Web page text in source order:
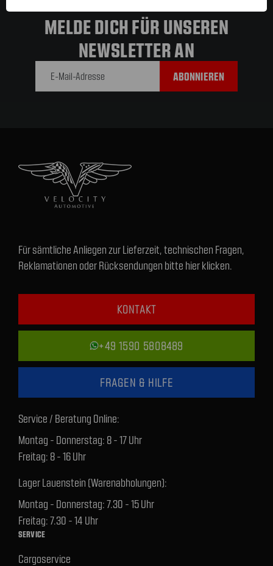
MELDE DICH FÜR UNSEREN
NEWSLETTER AN
Für sämtliche Anliegen zur Lieferzeit, technischen Fragen,
Reklamationen oder Rücksendungen bitte hier klicken.
KONTAKT
+49 1590 5808489
FRAGEN & HILFE
Service / Beratung Online:
Montag - Donnerstag: 8 - 17 Uhr
Freitag: 8 - 16 Uhr
Lager Lauenstein (Warenabholungen):
Montag - Donnerstag: 7.30 - 15 Uhr
Freitag: 7.30 - 14 Uhr
SERVICE
Cargoservice